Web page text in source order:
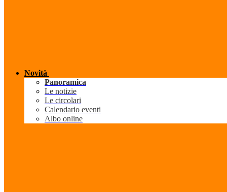
Novità
Panoramica
Le notizie
Le circolari
Calendario eventi
Albo online